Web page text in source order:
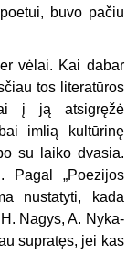
buvo pačiu
vėlai. Kai dabar
tos literatūros
į ją atsigręžė
imlią kultūrinę
su laiko dvasia.
Pagal „Poezijos
nustatyti, kada
Nagys, A. Nyka-
supratęs, jei kas